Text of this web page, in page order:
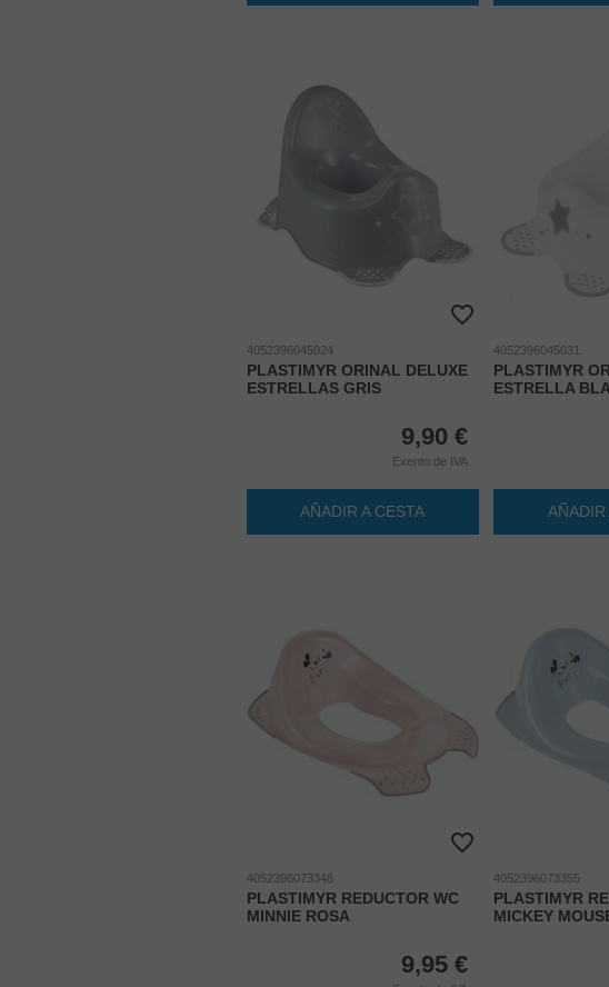
4052396045024
PLASTIMYR ORINAL DELUXE
ESTRELLAS GRIS
9,90 €
Exento de IVA
AÑADIR A CESTA
4052396045031
PLASTIMYR
ESTRELLA
AÑADIR
4052396073348
PLASTIMYR REDUCTOR WC
MINNIE ROSA
9,95 €
4052396073355
PLASTIMYR
MICKEY